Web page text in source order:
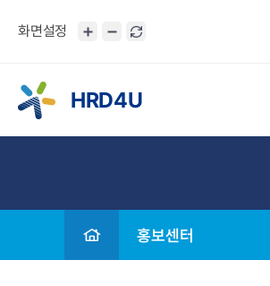
화면설정
HRD4U
홍보센터